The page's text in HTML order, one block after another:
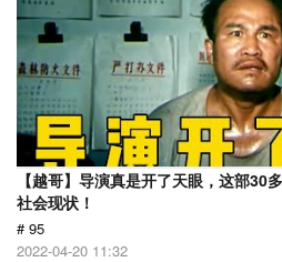
【越哥】导演真是开了天眼，这部30
社会现状！
# 95
2022-04-20 11:32